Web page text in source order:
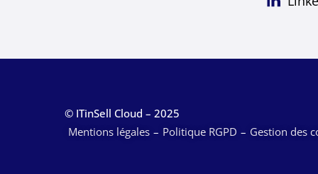
© ITinSell Cloud – 2025
Mentions légales
Politique RGPD Gestion des